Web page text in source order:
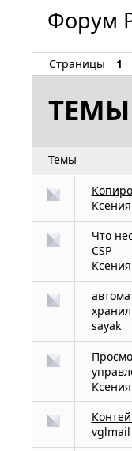
Форум
Страницы 1
ТЕМЫ
Темы
Что
CSP
sayak
vglmail